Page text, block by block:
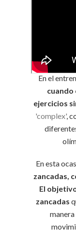
En el
cuando
ejercicios
'complex',
En esta
zancadas,
El
zancadas
manera